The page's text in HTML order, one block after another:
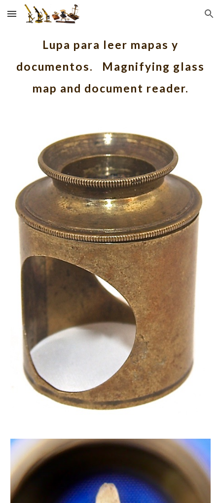
Skip to main content Skip to navigation
Lupa para leer mapas y
documentos. Magnifying glass
map and document reader.